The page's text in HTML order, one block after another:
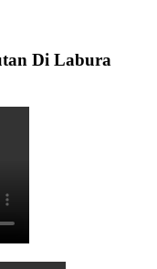
Di Labura